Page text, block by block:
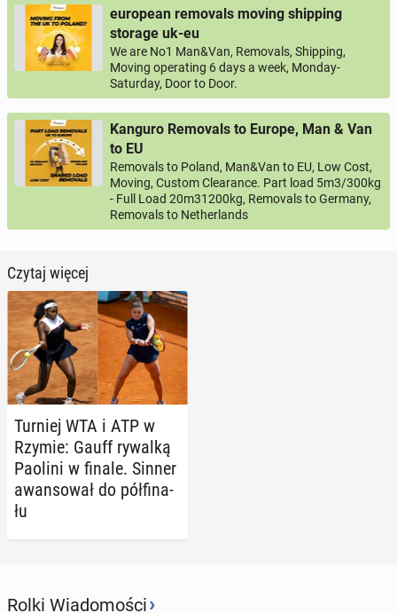
european removals moving shipping
storage uk-eu
We are No1 Man&Van, Removals, Shipping,
Moving operating 6 days a week, Monday-
Saturday, Door to Door.
Kanguro Removals to Europe, Man & Van
to EU
Removals to Poland, Man&Van to EU, Low Cost,
Moving, Custom Clearance. Part load 5m3/300kg
- Full Load 20m31200kg, Removals to Germany,
Removals to Netherlands
Czytaj więcej
Turniej WTA i ATP w
Rzymie: Gauff rywalką
Paolini w finale. Sinner
awan­so­wał do pół­fi­na­
łu
Rolki Wiadomości›